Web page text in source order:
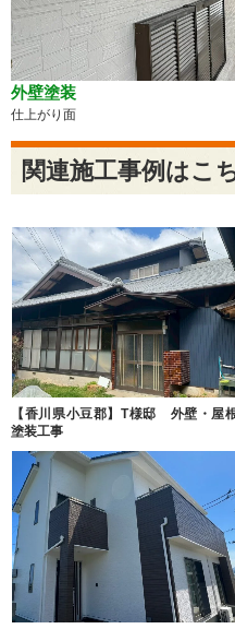
外壁塗装
仕上がり面
関連施工事例はこ
【香川県小豆郡】T様邸 外壁・屋
塗装工事